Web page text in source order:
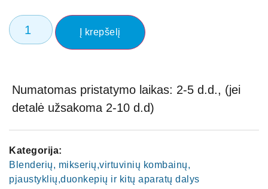
Į krepšelį
Numatomas pristatymo laikas: 2-5 d.d., (jei
detalė užsakoma 2-10 d.d)
Kategorija:
Blenderių, mikserių,virtuvinių kombainų,
pjaustyklių,duonkepių ir kitų aparatų dalys